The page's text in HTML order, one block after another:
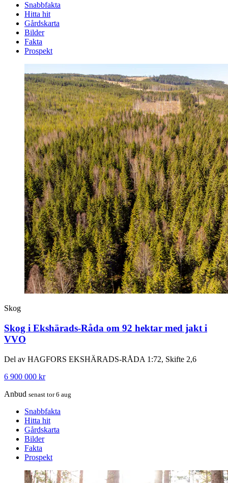
Snabbfakta
Hitta hit
Gårdskarta
Bilder
Fakta
Prospekt
Skog
Skog i Ekshärads-Råda om 92 hektar med jakt i
VVO
Del av HAGFORS EKSHÄRADS-RÅDA 1:72, Skifte 2,6
6 900 000 kr
Anbud senast tor 6 aug
Snabbfakta
Hitta hit
Gårdskarta
Bilder
Fakta
Prospekt